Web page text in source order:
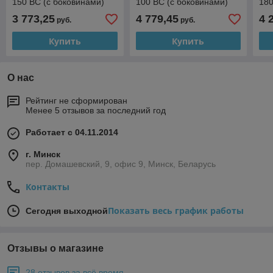
150 ВС (с боковинами)
3 773,25 руб.
Купить
100 ВС (с боковинами)
4 779,45руб.
Купить
4
О нас
Рейтинг не сформирован
Менее 5 отзывов за последний год
Работает с 04.11.2014
г. Минск
пер. Домашевский, 9, офис 9, Минск, Беларусь
Контакты
Сегодня выходнойПоказать весь график работы
Отзывы о магазине